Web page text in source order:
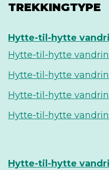
TREKKINGTYPE
Hytte-til-hytte
Hytte-til-hytte
Hytte-til-hytte
Hytte-til-hytte
Hytte-til-hytte
Hytte-til-hytte